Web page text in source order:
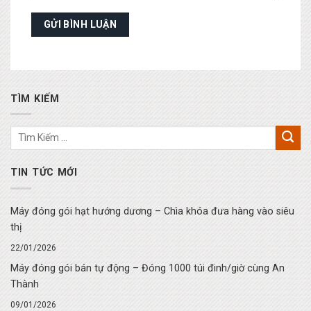
TÌM KIẾM
TIN TỨC MỚI
Máy đóng gói hạt hướng dương – Chìa khóa đưa hàng vào siêu
thị
22/01/2026
Máy đóng gói bán tự động – Đóng 1000 túi đinh/giờ cùng An
Thành
09/01/2026